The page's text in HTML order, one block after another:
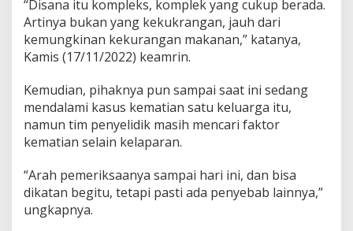
“Disana itu kompleks, komplek yang cukup berada.
Artinya bukan yang kekukrangan, jauh dari
kemungkinan kekurangan makanan,” katanya,
Kamis (17/11/2022) keamrin.
Kemudian, pihaknya pun sampai saat ini sedang
mendalami kasus kematian satu keluarga itu,
namun tim penyelidik masih mencari faktor
kematian selain kelaparan.
“Arah pemeriksaanya sampai hari ini, dan bisa
dikatan begitu, tetapi pasti ada penyebab lainnya,”
ungkapnya.